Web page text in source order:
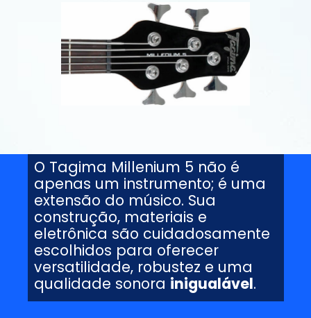
O Tagima Millenium 5 não é
apenas um instrumento; é uma
extensão do músico. Sua
construção, materiais e
eletrônica são cuidadosamente
escolhidos para oferecer
versatilidade, robustez e uma
qualidade sonora inigualável.